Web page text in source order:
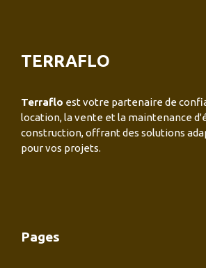
TERRAFLO
Terraflo est votre partenaire de
location, la vente et la maintenance
construction, offrant des solutions
pour vos projets.
Pages